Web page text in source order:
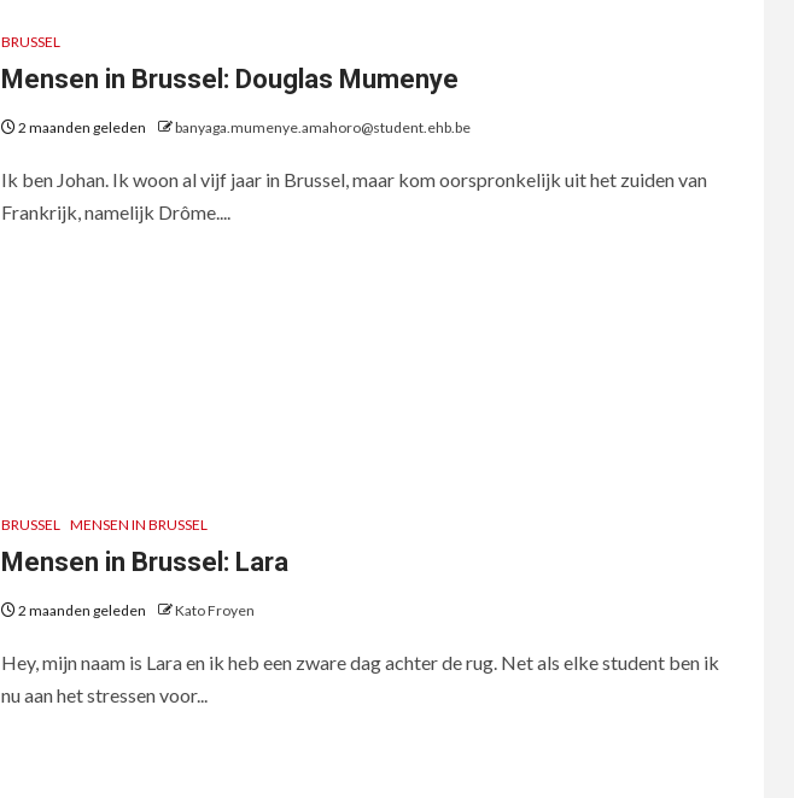
BRUSSEL
Mensen in Brussel: Douglas Mumenye
2 maanden geleden banyaga.mumenye.amahoro@student.ehb.be
Ik ben Johan. Ik woon al vijf jaar in Brussel, maar kom oorspronkelijk uit het zuiden van
Frankrijk, namelijk Drôme....
BRUSSEL MENSEN IN BRUSSEL
Mensen in Brussel: Lara
2 maanden geleden Kato Froyen
Hey, mijn naam is Lara en ik heb een zware dag achter de rug. Net als elke student ben ik
nu aan het stressen voor...